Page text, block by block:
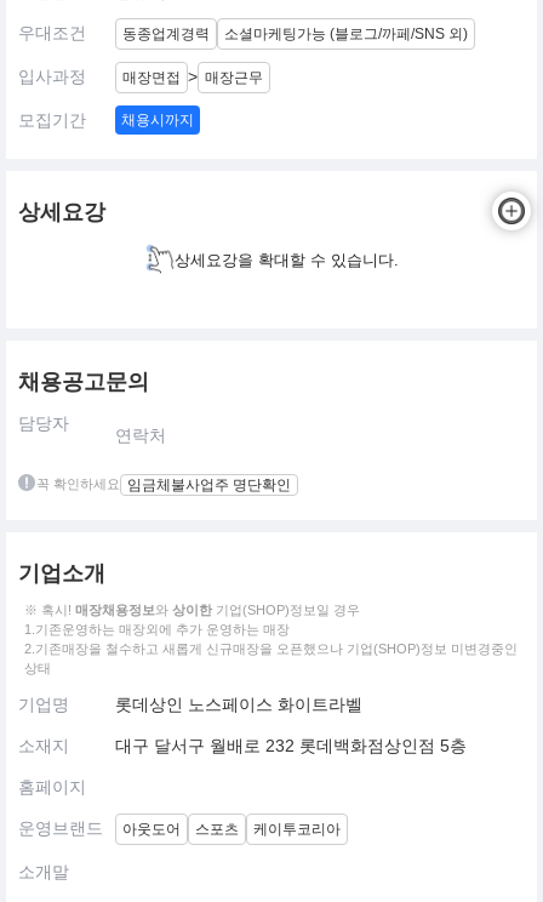
우대조건 동종업계경력 소셜마케팅가능 (블로그/까페/SNS 외)
입사과정 매장면접 > 매장근무
모집기간 채용시까지
상세요강
상세요강을 확대할 수 있습니다.
채용공고문의
담당자
연락처
꼭 확인하세요 임금체불사업주 명단확인
기업소개
※ 혹시! 매장채용정보와 상이한 기업(SHOP)정보일 경우
1.기존운영하는 매장외에 추가 운영하는 매장
2.기존매장을 철수하고 새롭게 신규매장을 오픈했으나 기업(SHOP)정보 미변경중인
상태
기업명 롯데상인 노스페이스 화이트라벨
소재지 대구 달서구 월배로 232 롯데백화점상인점 5층
홈페이지
운영브랜드 아웃도어 스포츠 케이투코리아
소개말